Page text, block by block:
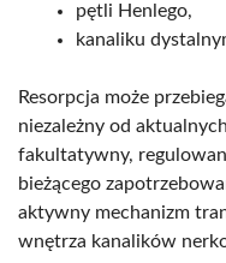
pętli Henlego,
kanaliku
Resorpcja może
niezależny od
fakultatywny,
bieżącego
aktywny mechanizm
wnętrza kanalików